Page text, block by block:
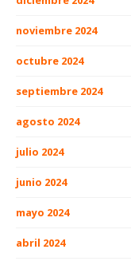
noviembre 2024
octubre 2024
septiembre 2024
agosto 2024
julio 2024
junio 2024
mayo 2024
abril 2024